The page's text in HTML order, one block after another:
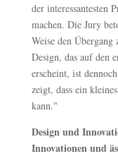
der interessantesten
machen. Die Jury
Weise den
Design, das auf den
erscheint, ist
zeigt, dass ein
kann."
Design und
Innovationen und